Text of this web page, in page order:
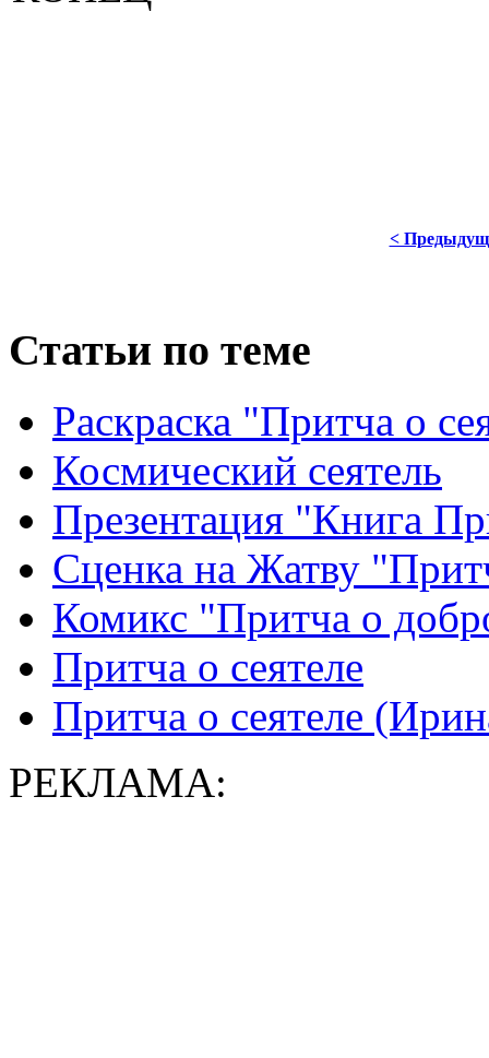
<
Статьи по теме
Раскраска "Притча о
Космический сеятель
Презентация "Книга
Сценка на Жатву
Комикс "Притча о
Притча о сеятеле
Притча о сеятеле
РЕКЛАМА: